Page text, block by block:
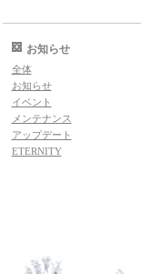
お知らせ
全体
お知らせ
イベント
メンテナンス
アップデート
ETERNITY